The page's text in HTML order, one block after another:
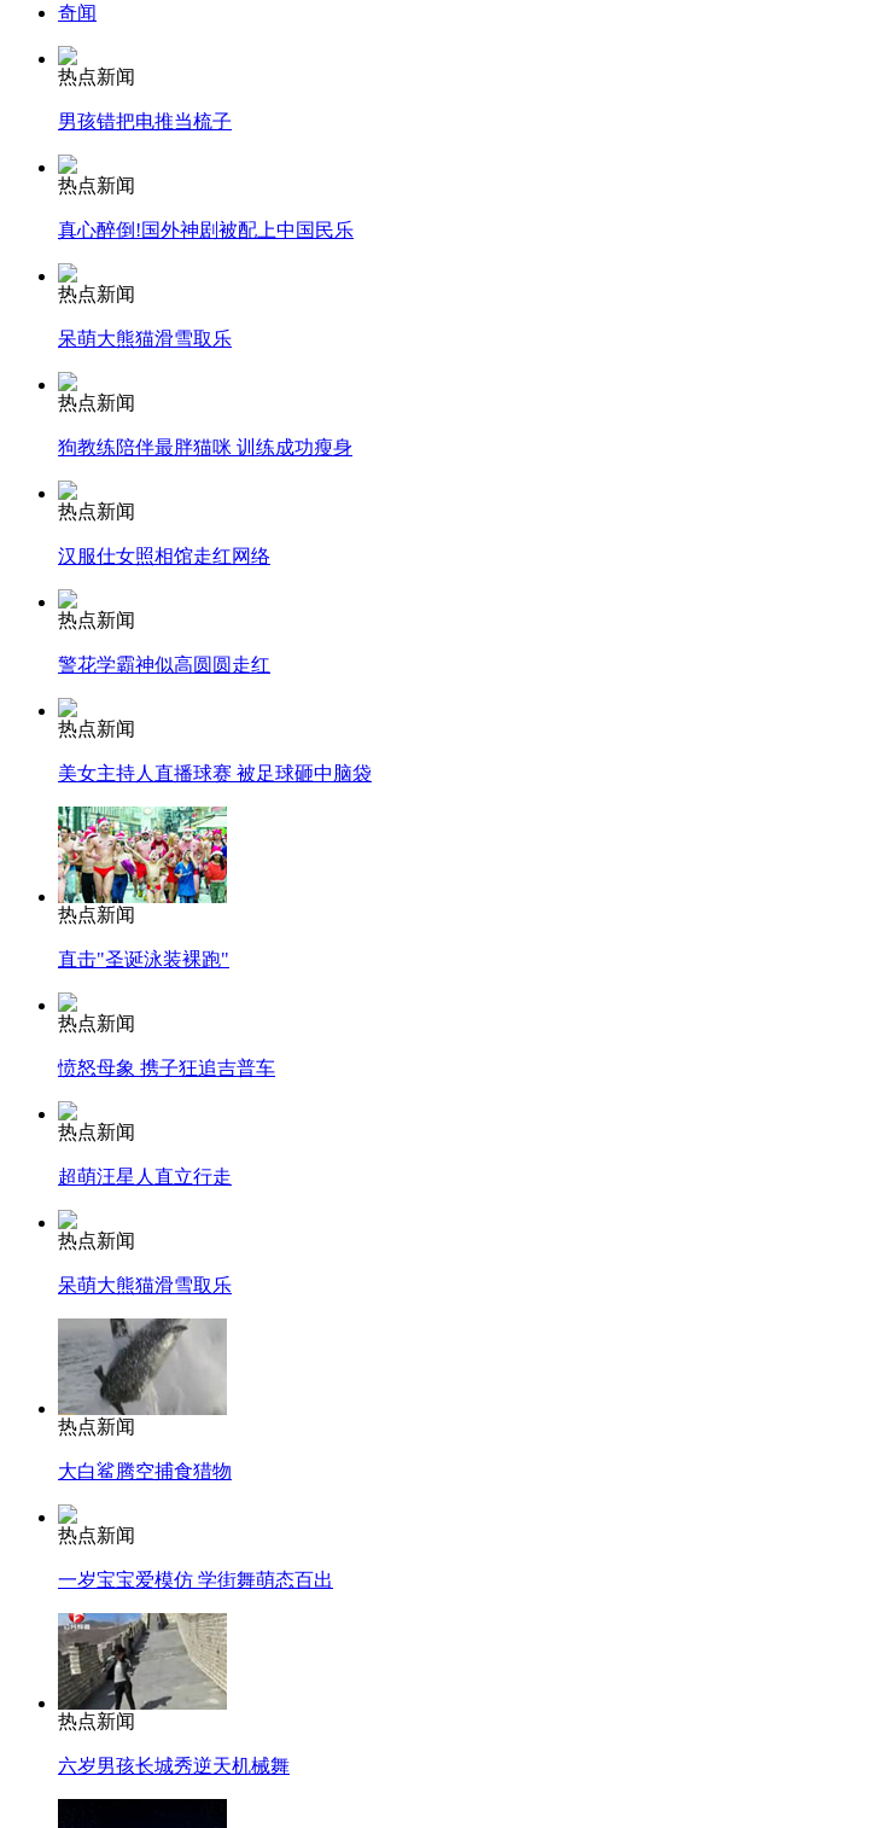
外交部：反对强权政治霸凌主义
外交部：有关国家言论片面不公正
安徽一实载49人客车翻车
走！跟着总书记去植树
消防员救轻生者
纽约上演“枕头大战”
司机酒驾遇交警 急速倒车逃窜
奇闻
热点新闻
男孩错把电推当梳子
热点新闻
真心醉倒!国外神剧被配上中国民乐
热点新闻
呆萌大熊猫滑雪取乐
热点新闻
狗教练陪伴最胖猫咪 训练成功瘦身
热点新闻
汉服仕女照相馆走红网络
热点新闻
警花学霸神似高圆圆走红
热点新闻
美女主持人直播球赛 被足球砸中脑袋
热点新闻
直击"圣诞泳装裸跑"
热点新闻
愤怒母象 携子狂追吉普车
热点新闻
超萌汪星人直立行走
热点新闻
呆萌大熊猫滑雪取乐
热点新闻
大白鲨腾空捕食猎物
热点新闻
一岁宝宝爱模仿 学街舞萌态百出
热点新闻
六岁男孩长城秀逆天机械舞